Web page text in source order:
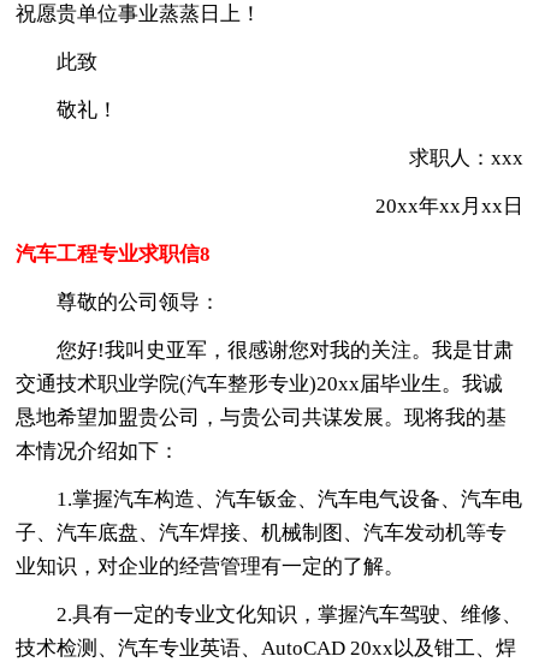
祝愿贵单位事业蒸蒸日上！
此致
敬礼！
求职人：xxx
20xx年xx月xx日
汽车工程专业求职信8
尊敬的公司领导：
您好!我叫史亚军，很感谢您对我的关注。我是甘肃
交通技术职业学院(汽车整形专业)20xx届毕业生。我诚
恳地希望加盟贵公司，与贵公司共谋发展。现将我的基
本情况介绍如下：
1.掌握汽车构造、汽车钣金、汽车电气设备、汽车电
子、汽车底盘、汽车焊接、机械制图、汽车发动机等专
业知识，对企业的经营管理有一定的了解。
2.具有一定的专业文化知识，掌握汽车驾驶、维修、
技术检测、汽车专业英语、AutoCAD 20xx以及钳工、焊